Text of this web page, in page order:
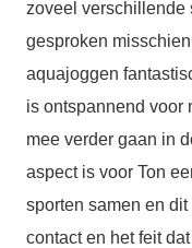
zoveel verschillende
gesproken
aquajoggen
is ontspannend voor
mee verder gaan in
aspect is voor Ton
sporten samen en
contact en het feit